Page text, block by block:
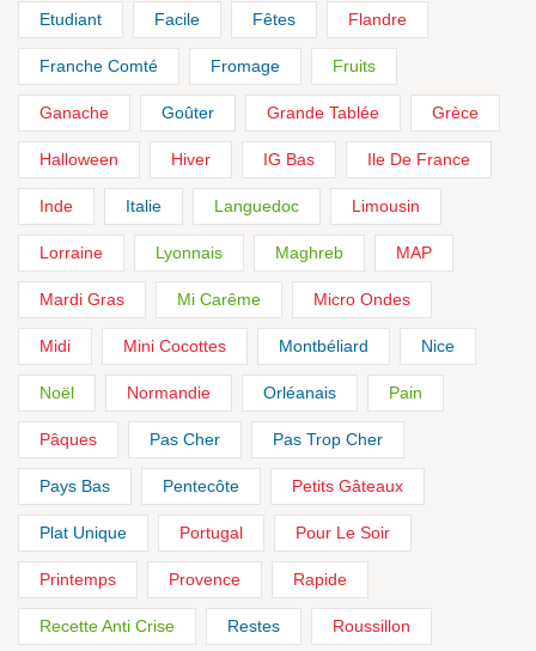
Etudiant Facile Fêtes Flandre
Franche Comté Fromage Fruits
Ganache Goûter Grande Tablée Grèce
Halloween Hiver IG Bas Ile De France
Inde Italie Languedoc Limousin
Lorraine Lyonnais Maghreb MAP
Mardi Gras Mi Carême Micro Ondes
Midi Mini Cocottes Montbéliard Nice
Noël Normandie Orléanais Pain
Pâques Pas Cher Pas Trop Cher
Pays Bas Pentecôte Petits Gâteaux
Plat Unique Portugal Pour Le Soir
Printemps Provence Rapide
Recette Anti Crise Restes Roussillon